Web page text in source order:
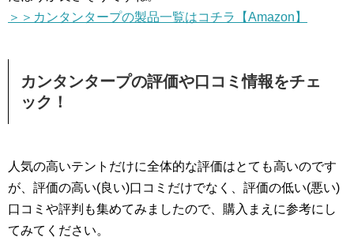
＞＞カンタンタープの製品一覧はコチラ【Amazon】
カンタンタープの評価や口コミ情報をチェ
ック！
人気の高いテントだけに全体的な評価はとても高いのです
が、評価の高い(良い)口コミだけでなく、評価の低い(悪い)
口コミや評判も集めてみましたので、購入まえに参考にし
てみてください。